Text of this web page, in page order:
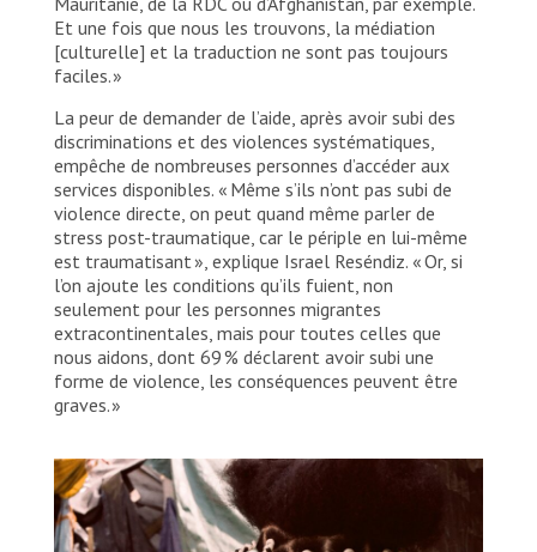
Et une fois que nous les trouvons, la médiation
[culturelle] et la traduction ne sont pas toujours
faciles. »
La peur de demander de l’aide, après avoir subi des
discriminations et des violences systématiques,
empêche de nombreuses personnes d’accéder aux
services disponibles. « Même s’ils n’ont pas subi de
violence directe, on peut quand même parler de
stress post-traumatique, car le périple en lui-même
est traumatisant », explique Israel Reséndiz. « Or, si
l’on ajoute les conditions qu’ils fuient, non
seulement pour les personnes migrantes
extracontinentales, mais pour toutes celles que
nous aidons, dont 69 % déclarent avoir subi une
forme de violence, les conséquences peuvent être
graves. »